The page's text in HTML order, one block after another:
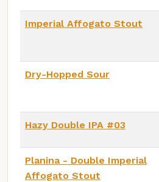
Imperial Affogato Stout
Dry-Hopped Sour
Hazy Double IPA #03
Planina - Double Imperial
Affogato Stout